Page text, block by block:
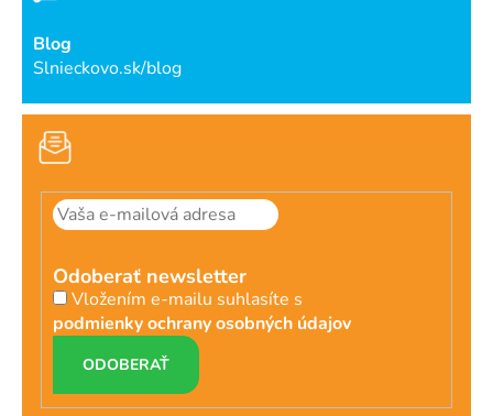
Blog
Slnieckovo.sk/blog
Odoberať newsletter
Vložením e-mailu suhlasíte s
podmienky ochrany osobných údajov
PRIHLÁSIŤ
SA